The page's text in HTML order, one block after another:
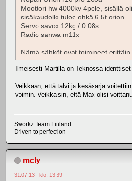
Moottori hw 4000kv 4pole, sisällä
sisäkaudelle tulee ehkä 6.5t orion
Servo savox 12kg / 0.08s
Radio sanwa m11x
Nämä sähköt ovat toimineet
Ilmeisesti Martilla on Teknossa
Veikkaan, että talvi ja kesäsarja
voimin. Veikkaisin, että Max olisi
Sworkz Team Finland
Driven to perfection
mcly
31.07.13 - klo: 13.39